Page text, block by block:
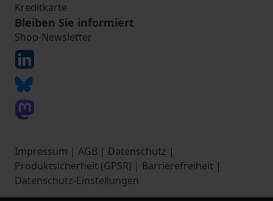
Kreditkarte
Bleiben Sie informiert
Shop-Newsletter
Impressum | AGB | Datenschutz |
Produktsicherheit (GPSR) | Barrierefreiheit |
Datenschutz-Einstellungen